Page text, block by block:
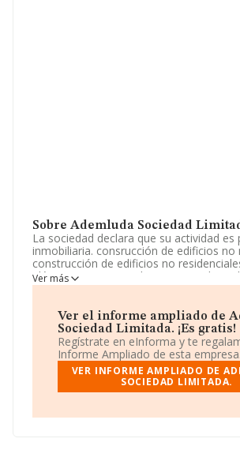
Sobre Ademluda Sociedad
La sociedad declara que su actividad
inmobiliaria. consrucción de edificios no
construcción de edificios no
eléctricas. otras instalaciones en obras
otro acabado de edificios. alquiler de
Sociedad Limitada. Su actividad CNAE
código 6812. No realiza actividad de
exportación.
La empresaAdemluda Sociedad
B76258615, tiene domicilio fiscal en
137, (35460), Galdar, en Las Palmas,
Con los datos a disposición de
Ver más
Ver el informe ampliado de
Sociedad Limitada. ¡Es gratis!
Regístrate en eInforma y te
Informe Ampliado de esta empresa.
VER INFORME AMPLIADO DE
SOCIEDAD LIMITADA.